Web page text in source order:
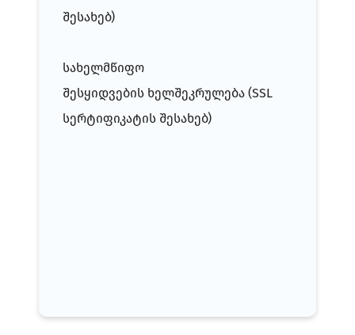
შესახებ)
სახელმწიფო
შესყიდვების ხელშეკრულება (SSL
სერტიფიკატის შესახებ)